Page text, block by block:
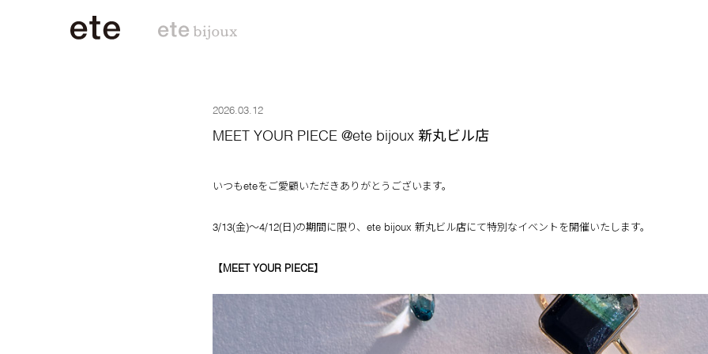
2026.03.12
MEET YOUR PIECE @ete bijoux 新丸ビル店
いつもeteをご愛顧いただきありがとうございます。
3/13(金)～4/12(日)の期間に限り、ete bijoux 新丸ビル店にて特別なイベントを開催いたします。
【MEET YOUR PIECE】